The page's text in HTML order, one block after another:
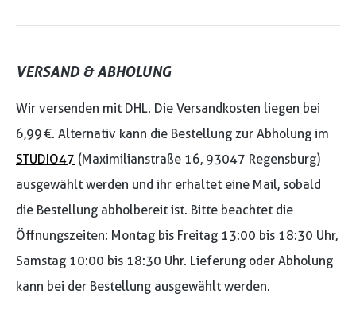
VERSAND & ABHOLUNG
Wir versenden mit DHL. Die Versandkosten liegen bei
6,99 €. Alternativ kann die Bestellung zur Abholung im
STUDIO47 (Maximilianstraße 16, 93047 Regensburg)
ausgewählt werden und ihr erhaltet eine Mail, sobald
die Bestellung abholbereit ist. Bitte beachtet die
Öffnungszeiten: Montag bis Freitag 13:00 bis 18:30 Uhr,
Samstag 10:00 bis 18:30 Uhr. Lieferung oder Abholung
kann bei der Bestellung ausgewählt werden.